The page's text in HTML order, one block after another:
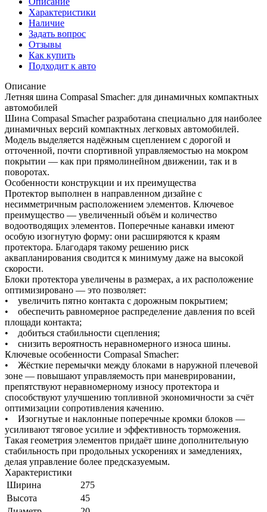
Характеристики
Наличие
Задать вопрос
Отзывы
Как купить
Подходит к авто
Описание
Летняя шина Compasal Smacher: для динамичных компактных
автомобилей
Шина Compasal Smacher разработана специально для наиболее
динамичных версий компактных легковых автомобилей.
Модель выделяется надёжным сцеплением с дорогой и
отточенной, почти спортивной управляемостью на мокром
покрытии — как при прямолинейном движении, так и в
поворотах.
Особенности конструкции и их преимущества
Протектор выполнен в направленном дизайне с
несимметричным расположением элементов. Ключевое
преимущество — увеличенный объём и количество
водоотводящих элементов. Поперечные канавки имеют
особую изогнутую форму: они расширяются к краям
протектора. Благодаря такому решению риск
аквапланирования сводится к минимуму даже на высокой
скорости.
Блоки протектора увеличены в размерах, а их расположение
оптимизировано — это позволяет:
• увеличить пятно контакта с дорожным покрытием;
• обеспечить равномерное распределение давления по всей
площади контакта;
• добиться стабильности сцепления;
• снизить вероятность неравномерного износа шины.
Ключевые особенности Compasal Smacher:
• Жёсткие перемычки между блоками в наружной плечевой
зоне — повышают управляемость при маневрировании,
препятствуют неравномерному износу протектора и
способствуют улучшению топливной экономичности за счёт
оптимизации сопротивления качению.
• Изогнутые и наклонные поперечные кромки блоков —
усиливают тяговое усилие и эффективность торможения.
Такая геометрия элементов придаёт шине дополнительную
стабильность при продольных ускорениях и замедлениях,
делая управление более предсказуемым.
Характеристики
Ширина
275
Высота
45